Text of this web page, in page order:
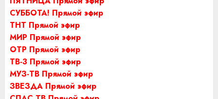
СУББОТА! Прямой эфир
ТНТ Прямой эфир
МИР Прямой эфир
ОТР Прямой эфир
ТВ-3 Прямой эфир
МУЗ-ТВ Прямой эфир
ЗВЕЗДА Прямой эфир